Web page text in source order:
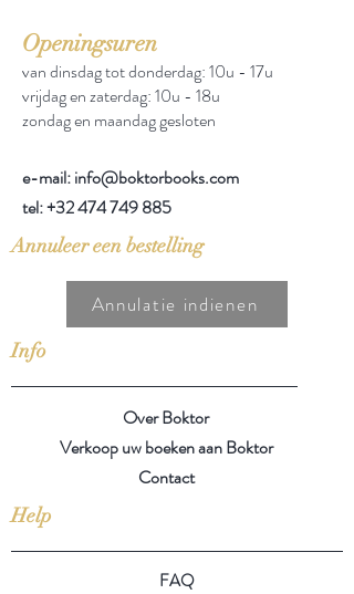
Openingsuren
van dinsdag tot donderdag: 10u - 17u
vrijdag en zaterdag: 10u - 18u
zondag en maandag gesloten
e-mail: info@boktorbooks.com
tel:+32 474 749 885
Annuleer een bestelling
Annulatie indienen
Info
Over Boktor
Verkoop uw boeken aan Boktor
Contact
Help
FAQ